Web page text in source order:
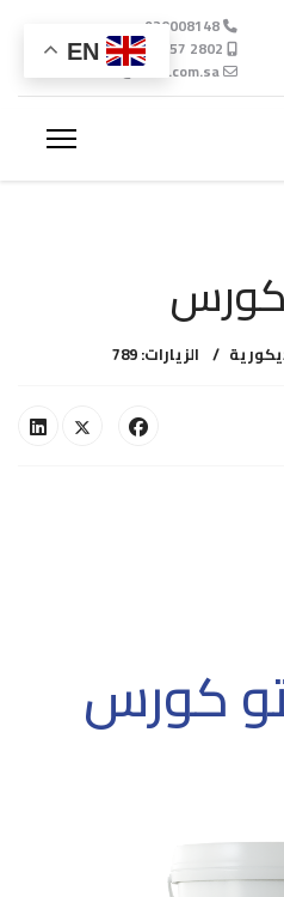
920008148
info@saak.com.sa
كورس
الزيارات: 789
كورس
EN